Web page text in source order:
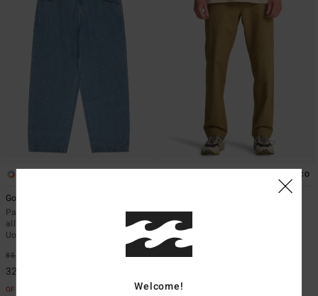
Gold Coast Denim
Pantaloncini ispirati
all'abbigliamento da lavoro Blu
Uomo
85,95 €
32,23 €
OFFERTE
ECO
Pantaloni tecnici Marrone uomo
85,95 €
51,57 €
DOPPIA OFFERTA 25%
Welcome!